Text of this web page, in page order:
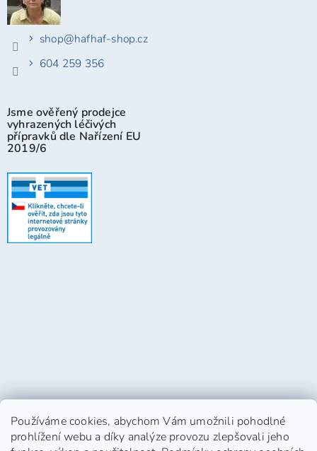
Používáme cookies, abychom Vám umožnili pohodlné
prohlížení webu a díky analýze provozu zlepšovali jeho
shop@hafhaf-shop.cz
604 259 356
Jsme ověřený prodejce
vyhrazených léčivých
přípravků dle Nařízení EU
2019/6